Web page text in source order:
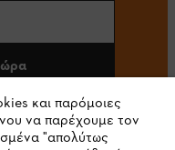
και παρόμοιες
να παρέχουμε τον
"απολύτως